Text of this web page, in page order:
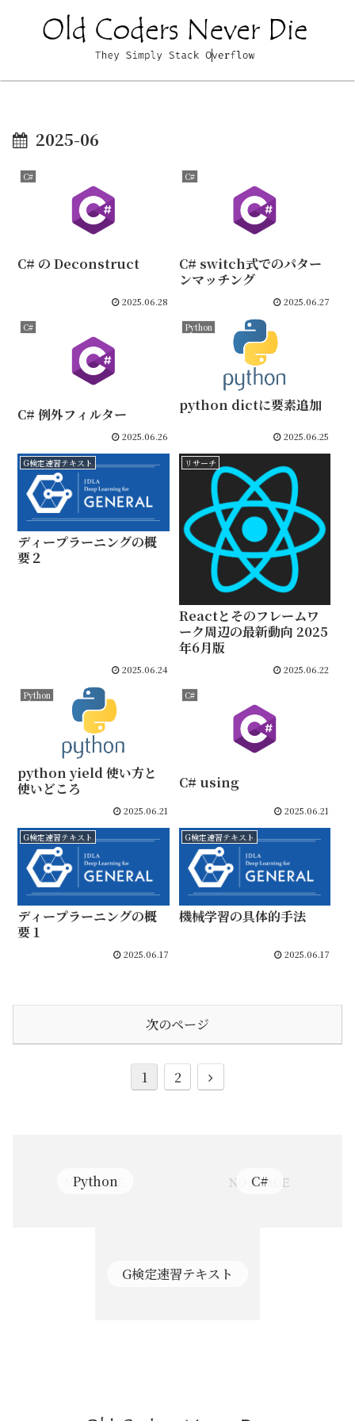
2025-06
C#
C# の Deconstruct
2025.06.28
C#
C# switch式でのパター
ンマッチング
2025.06.27
C#
C# 例外フィルター
2025.06.26
Python
python dictに要素追加
2025.06.25
G検定速習テキスト
ディープラーニングの概
要２
2025.06.24
リサーチ
Reactとそのフレームワ
ーク周辺の最新動向 2025
年6月版
2025.06.22
Python
python yield 使い方と
使いどころ
2025.06.21
C#
C# using
2025.06.21
G検定速習テキスト
ディープラーニングの概
要１
2025.06.17
G検定速習テキスト
機械学習の具体的手法
2025.06.17
次のページ
1 2
次
Python C#
G検定速習テキスト